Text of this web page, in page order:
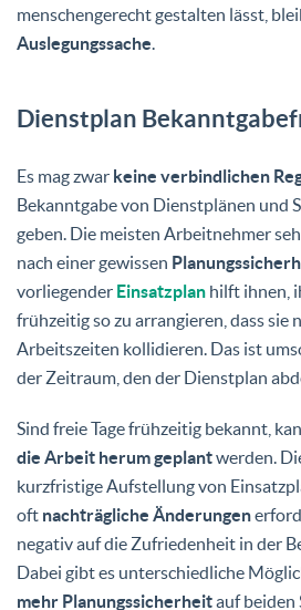
menschengerecht gestalten lässt,
Auslegungssache.
Dienstplan
Es mag zwar keine verbindlichen
Bekanntgabe von Dienstplänen und
geben. Die meisten Arbeitnehmer
nach einer gewissen
vorliegender Einsatzplan hilft ihnen,
frühzeitig so zu arrangieren, dass sie
Arbeitszeiten kollidieren. Das ist
der Zeitraum, den der Dienstplan
Sind freie Tage frühzeitig bekannt,
die Arbeit herum geplantwerden.
kurzfristige Aufstellung von
oft nachträgliche Änderungen
negativ auf die Zufriedenheit in der
Dabei gibt es unterschiedliche
mehr Planungssicherheitauf beiden